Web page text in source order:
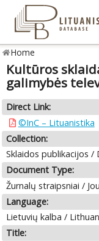
Home
Kultūros
galimybės
Direct Link:
©InC – Lituanistika
Collection:
Sklaidos publikacijos /
Document Type:
Žurnalų straipsniai /
Language:
Lietuvių kalba /
Title: